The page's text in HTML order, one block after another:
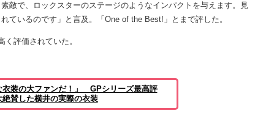
で、ロックスターのステージのようなインパクトを与えます。見
ているのです」と言及。「One of the Best!」とまで評した。
評価されていた。
衣装の大ファンだ！」 GPシリーズ最高評
賛した横井の実際の衣装